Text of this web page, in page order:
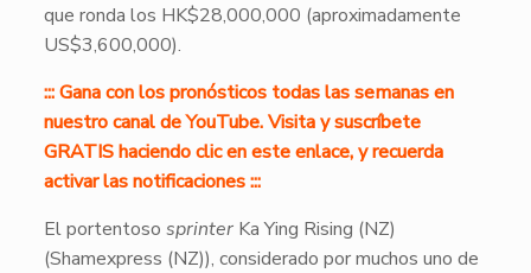
que ronda los HK$28,000,000 (aproximadamente
US$3,600,000).
::: Gana con los pronósticos todas las semanas en
nuestro canal de YouTube. Visita y suscríbete
GRATIS haciendo clic en este enlace, y recuerda
activar las notificaciones :::
El portentoso sprinterKa Ying Rising (NZ)
(Shamexpress (NZ)), considerado por muchos uno de